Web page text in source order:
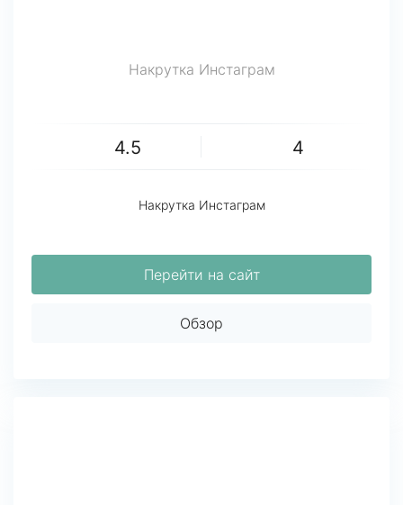
Накрутка Инстаграм
4.5 4
Накрутка Инстаграм
Перейти на сайт
Обзор